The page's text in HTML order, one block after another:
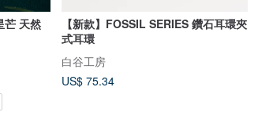
【新款】FOSSIL SERIES 鑽石耳環夾
式耳環
白谷工房
US$ 75.34